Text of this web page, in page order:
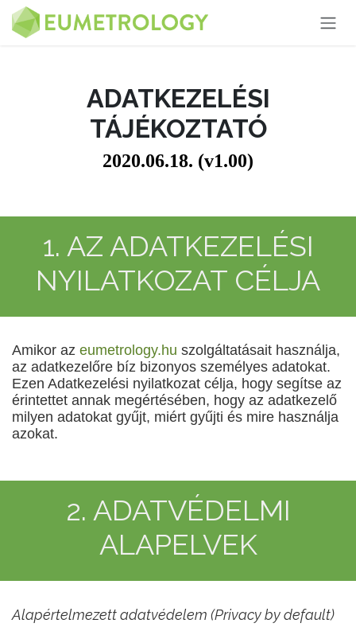
Kihagyás és továbblépés a tartalomhoz
ADATKEZELÉSI
TÁJÉKOZTATÓ
2020.06.18. (v1.00)
1. AZ ADATKEZELÉSI
NYILATKOZAT CÉLJA
Amikor az eumetrology.hu szolgáltatásait használja,
az adatkezelőre bíz bizonyos személyes adatokat.
Ezen Adatkezelési nyilatkozat célja, hogy segítse az
érintettet annak megértésében, hogy az adatkezelő
milyen adatokat gyűjt, miért gyűjti és mire használja
azokat.
2. ADATVÉDELMI
ALAPELVEK
Alapértelmezett adatvédelem (Privacy by default)